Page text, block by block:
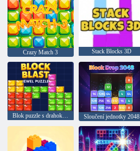
Crazy Match 3 Stack Blocks 3D
Blok puzzle s drahokamy Sloučení jednotky 2048